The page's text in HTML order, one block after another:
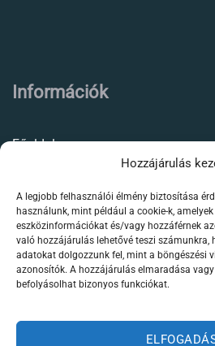
Hozzájárulás
A legjobb felhasználói élmény biztosítása
használunk, mint például a cookie-k,
eszközinformációkat és/vagy hozzáférnek
való hozzájárulás lehetővé teszi számunkra,
adatokat dolgozzunk fel, mint a böngészési
azonosítók. A hozzájárulás elmaradása
befolyásolhat bizonyos funkciókat.
Információk
Főoldal
Élőállat kereskedés
Forgalmazott termékeink
Szaktanácsadás /
Kapcsolat